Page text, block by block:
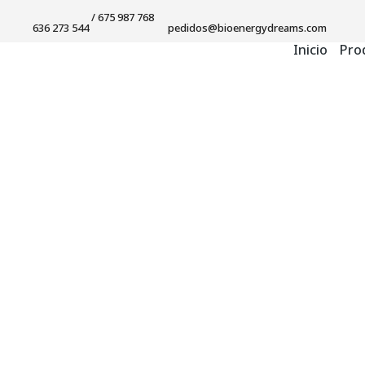
636 273 544
/ 675 987 768
pedidos@bioenergydreams.com
Inicio